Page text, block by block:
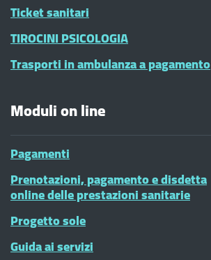
Ticket sanitari
TIROCINI PSICOLOGIA
Trasporti in ambulanza a pagamento
Moduli on line
Pagamenti
Prenotazioni, pagamento e disdetta
online delle prestazioni sanitarie
Progetto sole
Guida ai servizi